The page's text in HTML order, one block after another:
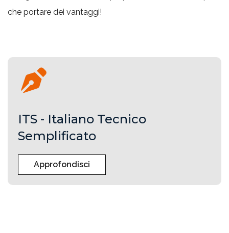
che portare dei vantaggi!
ITS - Italiano Tecnico
Semplificato
Approfondisci